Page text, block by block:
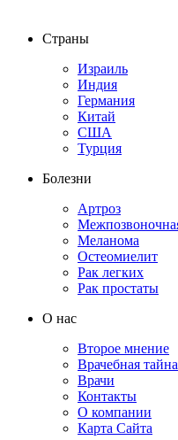
Страны
Израиль
Индия
Германия
Китай
США
Турция
Болезни
Артроз
Меланома
Остеомиелит
Рак легких
Рак простаты
О нас
Второе мнение
Врачебная тайна
Врачи
Контакты
О компании
Карта Сайта